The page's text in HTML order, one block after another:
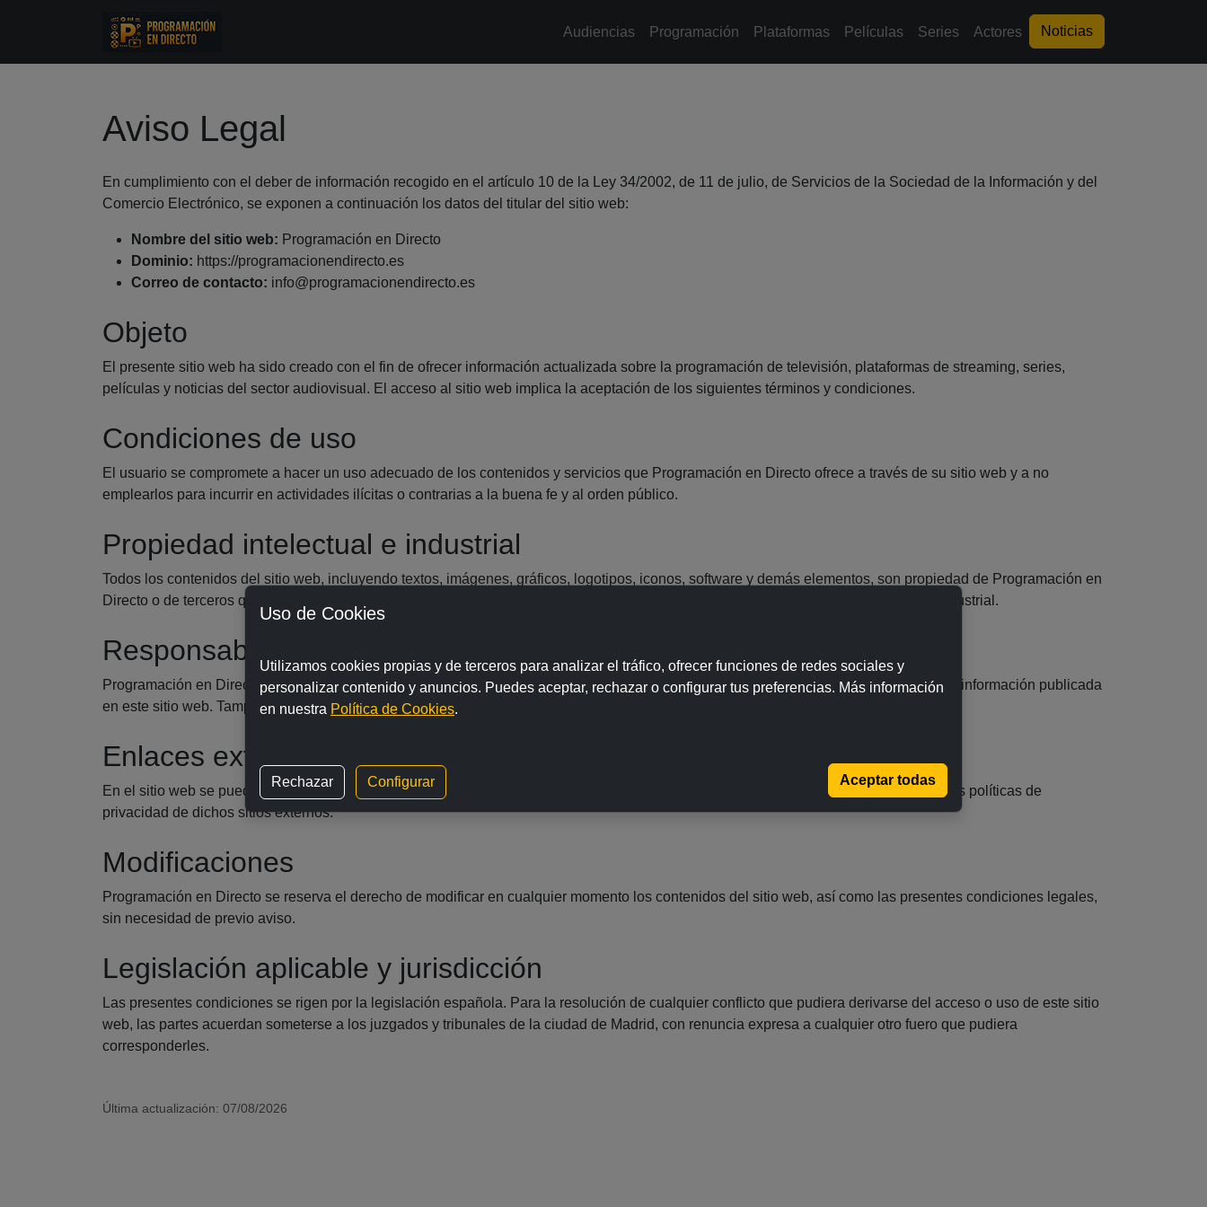
Audiencias Programación Plataformas Películas Series Actores Noticias
Aviso Legal
En cumplimiento con el deber de información recogido en el artículo 10 de la Ley 34/2002, de 11 de julio, de Servicios de la Sociedad de la Información y del
Comercio Electrónico, se exponen a continuación los datos del titular del sitio web:
Nombre del sitio web: Programación en Directo
Dominio: https://programacionendirecto.es
Correo de contacto: info@programacionendirecto.es
Objeto
El presente sitio web ha sido creado con el fin de ofrecer información actualizada sobre la programación de televisión, plataformas de streaming, series,
películas y noticias del sector audiovisual. El acceso al sitio web implica la aceptación de los siguientes términos y condiciones.
Condiciones de uso
El usuario se compromete a hacer un uso adecuado de los contenidos y servicios que Programación en Directo ofrece a través de su sitio web y a no
emplearlos para incurrir en actividades ilícitas o contrarias a la buena fe y al orden público.
Propiedad intelectual e industrial
Todos los contenidos del sitio web, incluyendo textos, imágenes, gráficos, logotipos, iconos, software y demás elementos, son propiedad de Programación en
Directo o de terceros que han autorizado su uso, y están protegidos por la legislación vigente en materia de propiedad intelectual e industrial.
Responsabilidad
Programación en Directo no se hace responsable de los errores u omisiones en los contenidos ni de los daños derivados del uso de la información publicada
en este sitio web. Tampoco garantiza la disponibilidad o continuidad del funcionamiento del sitio.
Enlaces externos
En el sitio web se pueden incluir enlaces a sitios web de terceros. Programación en Directo no se responsabiliza del contenido ni de las políticas de
privacidad de dichos sitios externos.
Modificaciones
Programación en Directo se reserva el derecho de modificar en cualquier momento los contenidos del sitio web, así como las presentes condiciones legales,
sin necesidad de previo aviso.
Legislación aplicable y jurisdicción
Las presentes condiciones se rigen por la legislación española. Para la resolución de cualquier conflicto que pudiera derivarse del acceso o uso de este sitio
web, las partes acuerdan someterse a los juzgados y tribunales de la ciudad de Madrid, con renuncia expresa a cualquier otro fuero que pudiera
corresponderles.
Última actualización: 07/08/2026
Uso de Cookies
Utilizamos cookies propias y de terceros para analizar el tráfico, ofrecer funciones de redes sociales y
personalizar contenido y anuncios. Puedes aceptar, rechazar o configurar tus preferencias. Más información
en nuestra Política de Cookies.
Rechazar Configurar Aceptar todas